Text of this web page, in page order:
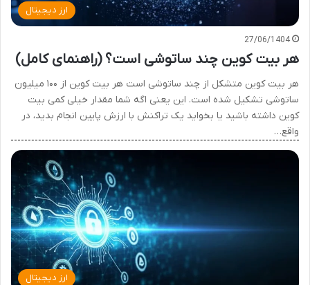
ارز دیجیتال
27/06/1404
هر بیت کوین چند ساتوشی است؟ (راهنمای کامل)
هر بیت کوین متشکل از چند ساتوشی است هر بیت کوین از ۱۰۰ میلیون
ساتوشی تشکیل شده است. این یعنی اگه شما مقدار خیلی کمی بیت
کوین داشته باشید یا بخواید یک تراکنش با ارزش پایین انجام بدید، در
واقع…
ارز دیجیتال